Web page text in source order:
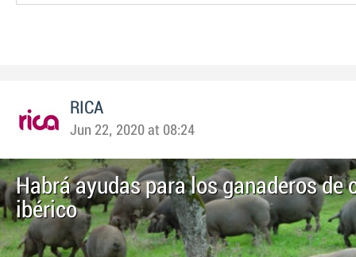
RICA
Jun 22, 2020 at 08:24
Habrá ayudas para los ganaderos de
ibérico